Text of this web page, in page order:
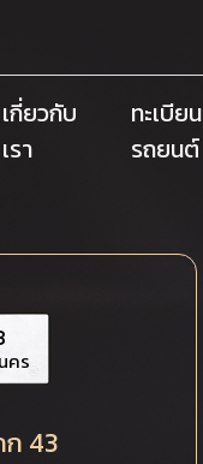
เกี่ยวกับ
เรา
ทะเบียน
รถยนต์
คร
ก 43